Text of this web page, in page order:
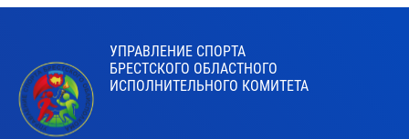
УПРАВЛЕНИЕ СПОРТА
БРЕСТСКОГО ОБЛАСТНОГО
ИСПОЛНИТЕЛЬНОГО КОМИТЕТА